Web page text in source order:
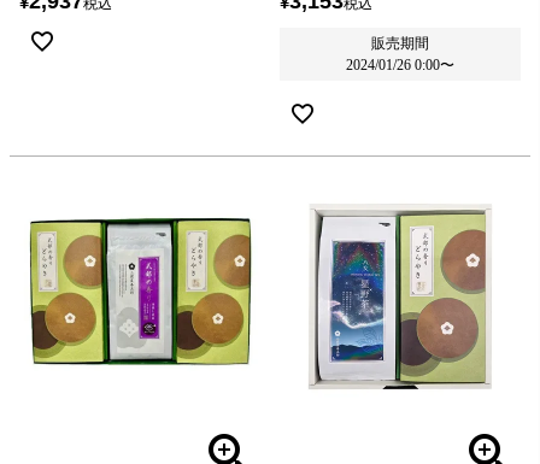
税込 税込
販売期間
2024/01/26 0:00〜